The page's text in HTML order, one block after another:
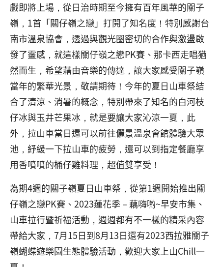
戲即將上場，從日治時期至今擁有百年風華的關子
嶺，1首「關仔嶺之戀」打開了知名度！特別感謝台
南市溫泉協會，透過與觀光圈密切的合作與激盪啟
發了靈感，就這樣關仔嶺之戀PK賽、那卡西走唱猶
然而生，希望藉由音樂的傳達，讓大家感受關子嶺
當年的繁華光景，敬請期待！今年的夏日山車祭結
合了清涼、消暑的概念，特別帶來了知名的白河枝
仔冰與玉井芒果冰，就是要讓大家沁涼一夏，此
外，拉山車當日還可以前往儷景溫泉會館體驗大眾
池，紓緩一下拉山車的疲勞，還可以到指定餐廳享
用香噴噴的桶仔雞料理，超值雙享受！
為期4週的關子嶺夏日山車祭，從第1週開始推出關
仔嶺之戀PK賽、2023蓮花季－藕嗨喲~早安市集、
山車拉行暨祈福活動，週週都有不一樣的精采內容
帶給大家，7月15日到8月13日還有2023西拉雅關子
嶺蝴蝶遊樂園生態體驗活動，歡迎大家上山Chill一